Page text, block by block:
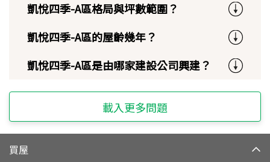
凱悅四季-A區格局與坪數範圍？
凱悅四季-A區的屋齡幾年？
凱悅四季-A區是由哪家建設公司興建？
載入更多問題
買屋